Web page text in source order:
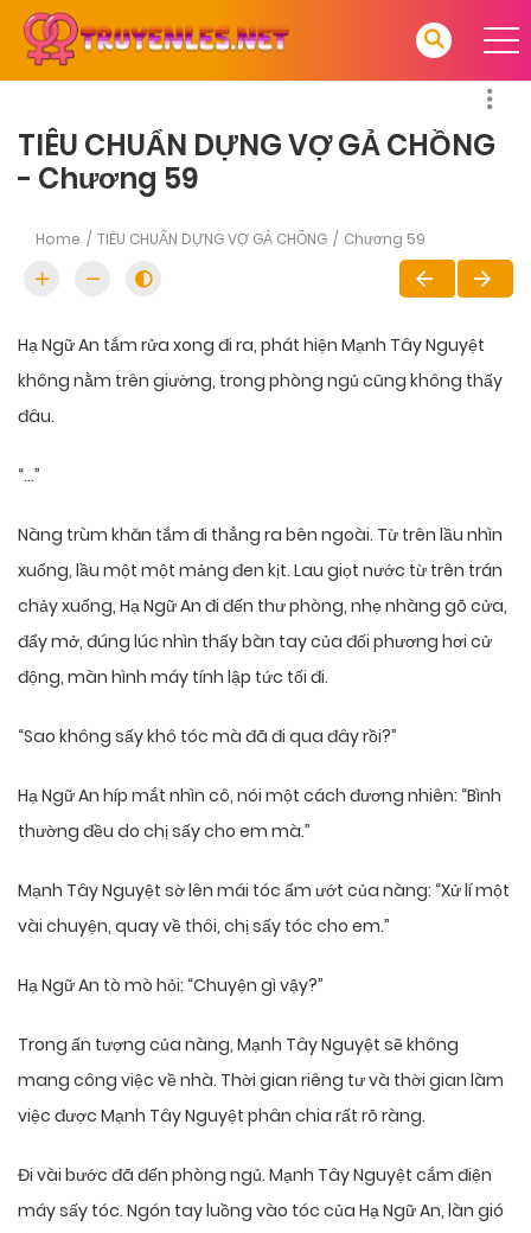
TIÊU CHUẨN DỰNG VỢ GẢ CHỒNG
- Chương 59
Home TIÊU CHUẨN DỰNG VỢ GẢ CHỒNG Chương 59
Hạ Ngữ An tắm rửa xong đi ra, phát hiện Mạnh Tây Nguyệt
không nằm trên giường, trong phòng ngủ cũng không thấy
đâu.
“…”
Nàng trùm khăn tắm đi thẳng ra bên ngoài. Từ trên lầu nhìn
xuống, lầu một một mảng đen kịt. Lau giọt nước từ trên trán
chảy xuống, Hạ Ngữ An đi đến thư phòng, nhẹ nhàng gõ cửa,
đẩy mở, đúng lúc nhìn thấy bàn tay của đối phương hơi cử
động, màn hình máy tính lập tức tối đi.
“Sao không sấy khô tóc mà đã đi qua đây rồi?”
Hạ Ngữ An híp mắt nhìn cô, nói một cách đương nhiên: “Bình
thường đều do chị sấy cho em mà.”
Mạnh Tây Nguyệt sờ lên mái tóc ẩm ướt của nàng: “Xử lí một
vài chuyện, quay về thôi, chị sấy tóc cho em.”
Hạ Ngữ An tò mò hỏi: “Chuyện gì vậy?”
Trong ấn tượng của nàng, Mạnh Tây Nguyệt sẽ không
mang công việc về nhà. Thời gian riêng tư và thời gian làm
việc được Mạnh Tây Nguyệt phân chia rất rõ ràng.
Đi vài bước đã đến phòng ngủ. Mạnh Tây Nguyệt cắm điện
máy sấy tóc. Ngón tay luồng vào tóc của Hạ Ngữ An, làn gió